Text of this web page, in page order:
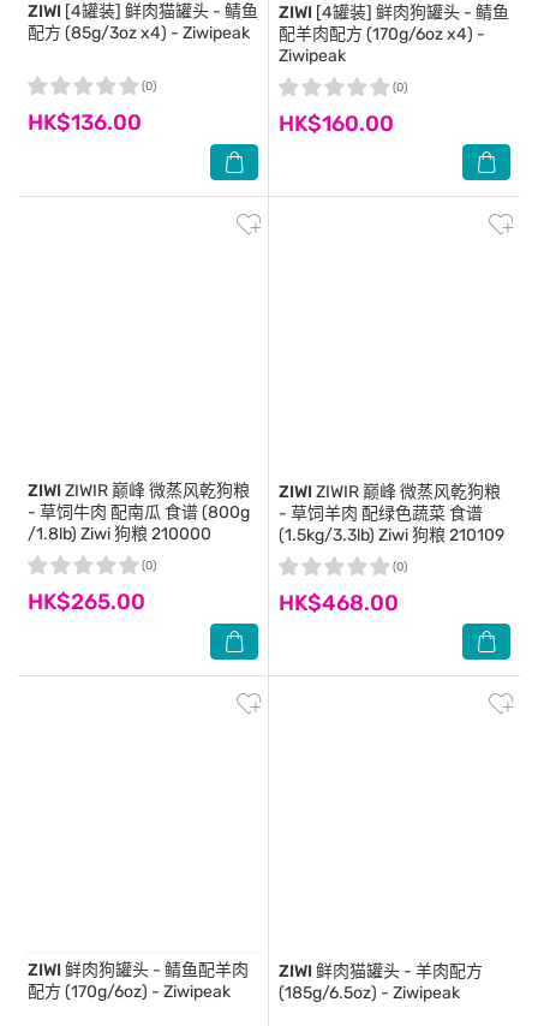
ZIWI [4罐装] 鲜肉猫罐头 - 鲭鱼
配方 (85g/3oz x4) - Ziwipeak
HK$136.00
(0)
ZIWI [4罐装] 鲜肉狗罐头 - 鲭鱼
配羊肉配方 (170g/6oz x4) -
Ziwipeak
HK$160.00
(0)
ZIWI ZIWIR 巅峰 微蒸风乾狗粮
- 草饲牛肉 配南瓜 食谱 (800g
/1.8lb) Ziwi 狗粮 210000
HK$265.00
(0)
ZIWI ZIWIR 巅峰 微蒸风乾狗粮
- 草饲羊肉 配绿色蔬菜 食谱
(1.5kg/3.3lb) Ziwi 狗粮 210109
HK$468.00
(0)
ZIWI 鲜肉狗罐头 - 鲭鱼配羊肉
配方 (170g/6oz) - Ziwipeak
ZIWI 鲜肉猫罐头 - 羊肉配方
(185g/6.5oz) - Ziwipeak